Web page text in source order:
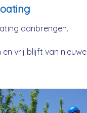
aanbrengen.
vrij blijft van nieuwe